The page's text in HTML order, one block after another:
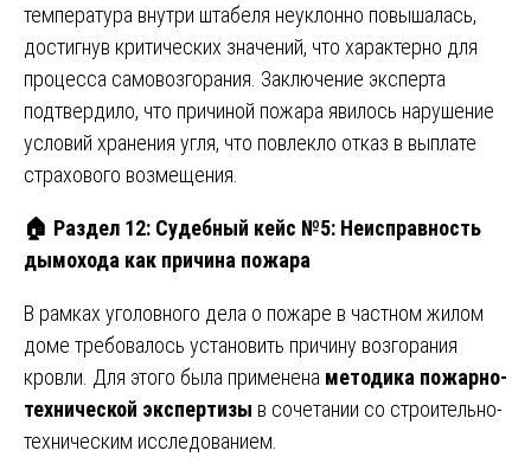
температура внутри штабеля неуклонно повышалась,
достигнув критических значений, что характерно для
процесса самовозгорания. Заключение эксперта
подтвердило, что причиной пожара явилось нарушение
условий хранения угля, что повлекло отказ в выплате
страхового возмещения.
🏠 Раздел 12: Судебный кейс №5: Неисправность
дымохода как причина пожара
В рамках уголовного дела о пожаре в частном жилом
доме требовалось установить причину возгорания
кровли. Для этого была применена методика пожарно-
технической экспертизы в сочетании со строительно-
техническим исследованием.